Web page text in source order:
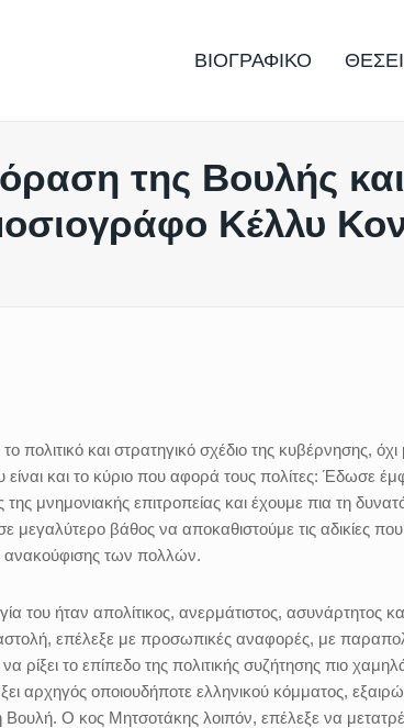
ΒΙΟΓΡΑΦΙΚΟ
της Βουλής
Κέλλυ
και στρατηγικό σχέδιο της κυβέρνησης, όχι
και το κύριο που αφορά τους πολίτες: Έδωσε
μνημονιακής επιτροπείας και έχουμε πια τη
μεγαλύτερο βάθος να αποκαθιστούμε τις αδικίες
ανακούφισης των πολλών.
ήταν απολίτικος, ανερμάτιστος, ασυνάρτητος
επέλεξε με προσωπικές αναφορές, με
ρίξει το επίπεδο της πολιτικής συζήτησης πιο
αρχηγός οποιουδήποτε ελληνικού κόμματος,
Βουλή. Ο κος Μητσοτάκης λοιπόν, επέλεξε να